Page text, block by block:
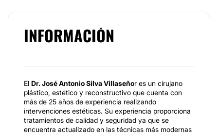
INFORMACIÓN
El Dr. José Antonio Silva Villaseñor es un cirujano
plástico, estético y reconstructivo que cuenta con
más de 25 años de experiencia realizando
intervenciones estéticas. Su experiencia proporciona
tratamientos de calidad y seguridad ya que se
encuentra actualizado en las técnicas más modernas